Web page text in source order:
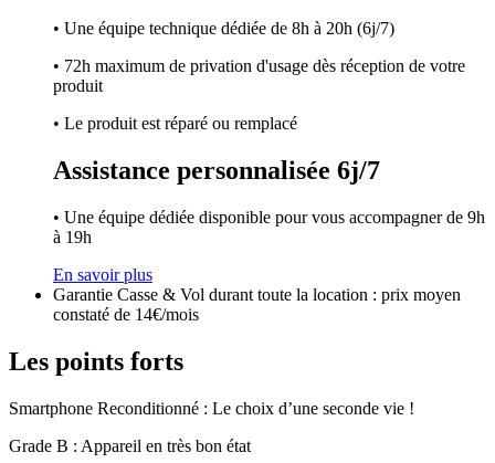
• Une équipe technique dédiée de 8h à 20h (6j/7)
• 72h maximum de privation d'usage dès réception de votre
produit
• Le produit est réparé ou remplacé
Assistance personnalisée 6j/7
• Une équipe dédiée disponible pour vous accompagner de 9h
à 19h
En savoir plus
Garantie Casse & Vol durant toute la location : prix moyen
constaté de 14€/mois
Les points forts
Smartphone Reconditionné : Le choix d’une seconde vie !
Grade B : Appareil en très bon état